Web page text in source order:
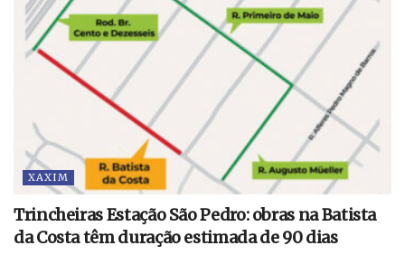
XAXIM
Trincheiras Estação São Pedro: obras na Batista
da Costa têm duração estimada de 90 dias